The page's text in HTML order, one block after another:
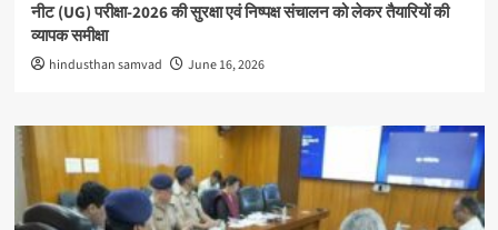
नीट (UG) परीक्षा-2026 की सुरक्षा एवं निष्पक्ष संचालन को लेकर तैयारियों की
व्यापक समीक्षा
hindusthan samvad June 16, 2026